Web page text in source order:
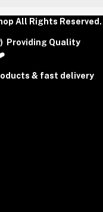
All Rights Reserved.
Providing Quality
& fast delivery